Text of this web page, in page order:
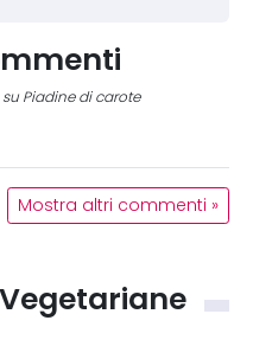
Piadine di carote
Mostra altri commenti »